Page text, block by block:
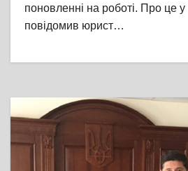
поновленні на роботі. Про це у
повідомив юрист…